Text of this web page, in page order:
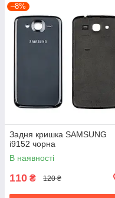
–8%
Задня кришка SAMSUNG
i9152 чорна
В наявності
110 ₴ 120 ₴